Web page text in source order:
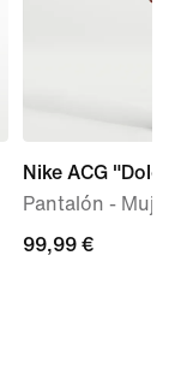
Nike ACG
Pantalón - Mujer
99,99 €
99,99 €